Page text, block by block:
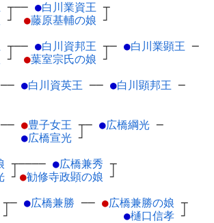
┬
┘
── ●白川業資王 ┬
●藤原基輔の娘 ┘
┬
┘
── ●白川資邦王 ┬
●葉室宗氏の娘 ┘
─ ●白川業顕王 ─
── ●白川資英王 ── ●白川顕邦王 ─
── ●豊子女王 ┬
●広橋宣光 ┘
─ ●広橋綱光 ─
┬
┘
──── ●広橋兼秀 ┬
●勧修寺政顕の娘 ┘
┬
┘
─ ●広橋兼勝 ── ●広橋兼勝の娘 ┬
●樋口信孝 ┘